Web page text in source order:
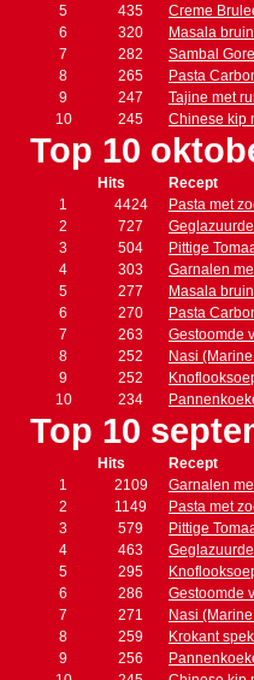
5 435
Creme
6
320
Masala
7
282
Sambal
8
265
Pasta
9
247
Tajine met
10
245 Chinese kip
Top 10
Hits
Recept
1
4424
Pasta met
2
727
3
504
Pittige
4
303
Garnalen
5
277
Masala
6
270
Pasta
7
263
Gestoomde
8
252
Nasi
9
252
10
234
Top 10
Hits
Recept
1
2109
Garnalen
2
1149
Pasta met
3
579
Pittige
4
463
5
295
6
286
Gestoomde
7
271
Nasi
8
259
Krokant
9
256